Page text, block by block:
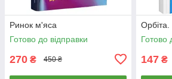
Ринок м'яса
Готово до відправки
270 ₴ 450 ₴
Готово
147 ₴